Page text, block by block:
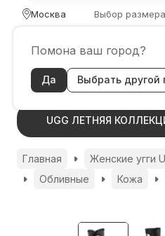
Москва
Помона ваш город?
Да Выбрать другой
Выбор размера
UGG ЛЕТНЯЯ
Главная Женские угги
Обливные
Кожа